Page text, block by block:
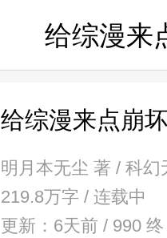
给综漫来
给综漫来点崩
明月本无尘 著 / 科幻
219.8万字 / 连载中
更新：6天前 / 990